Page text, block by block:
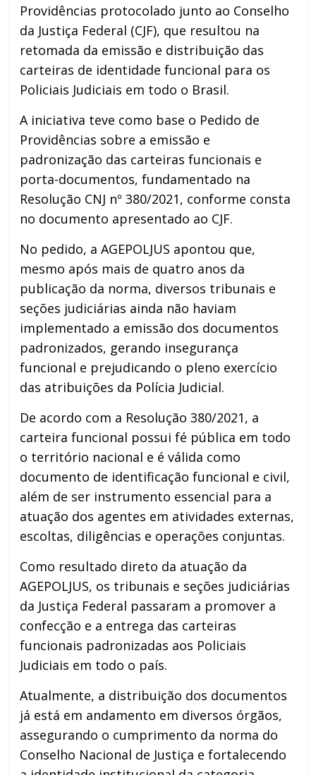
Providências protocolado junto ao Conselho
da Justiça Federal (CJF), que resultou na
retomada da emissão e distribuição das
carteiras de identidade funcional para os
Policiais Judiciais em todo o Brasil.
A iniciativa teve como base o Pedido de
Providências sobre a emissão e
padronização das carteiras funcionais e
porta-documentos, fundamentado na
Resolução CNJ nº 380/2021, conforme consta
no documento apresentado ao CJF.
No pedido, a AGEPOLJUS apontou que,
mesmo após mais de quatro anos da
publicação da norma, diversos tribunais e
seções judiciárias ainda não haviam
implementado a emissão dos documentos
padronizados, gerando insegurança
funcional e prejudicando o pleno exercício
das atribuições da Polícia Judicial.
De acordo com a Resolução 380/2021, a
carteira funcional possui fé pública em todo
o território nacional e é válida como
documento de identificação funcional e civil,
além de ser instrumento essencial para a
atuação dos agentes em atividades externas,
escoltas, diligências e operações conjuntas.
Como resultado direto da atuação da
AGEPOLJUS, os tribunais e seções judiciárias
da Justiça Federal passaram a promover a
confecção e a entrega das carteiras
funcionais padronizadas aos Policiais
Judiciais em todo o país.
Atualmente, a distribuição dos documentos
já está em andamento em diversos órgãos,
assegurando o cumprimento da norma do
Conselho Nacional de Justiça e fortalecendo